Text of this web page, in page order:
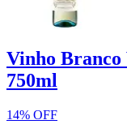
Vinho
750ml
14% OFF